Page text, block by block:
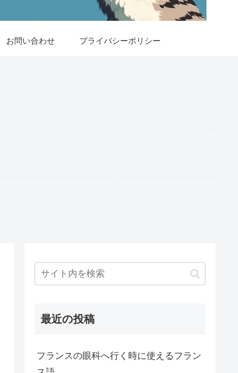
お問い合わせ プライバシーポリシー
最近の投稿
フランスの眼科へ行く時に使えるフラン